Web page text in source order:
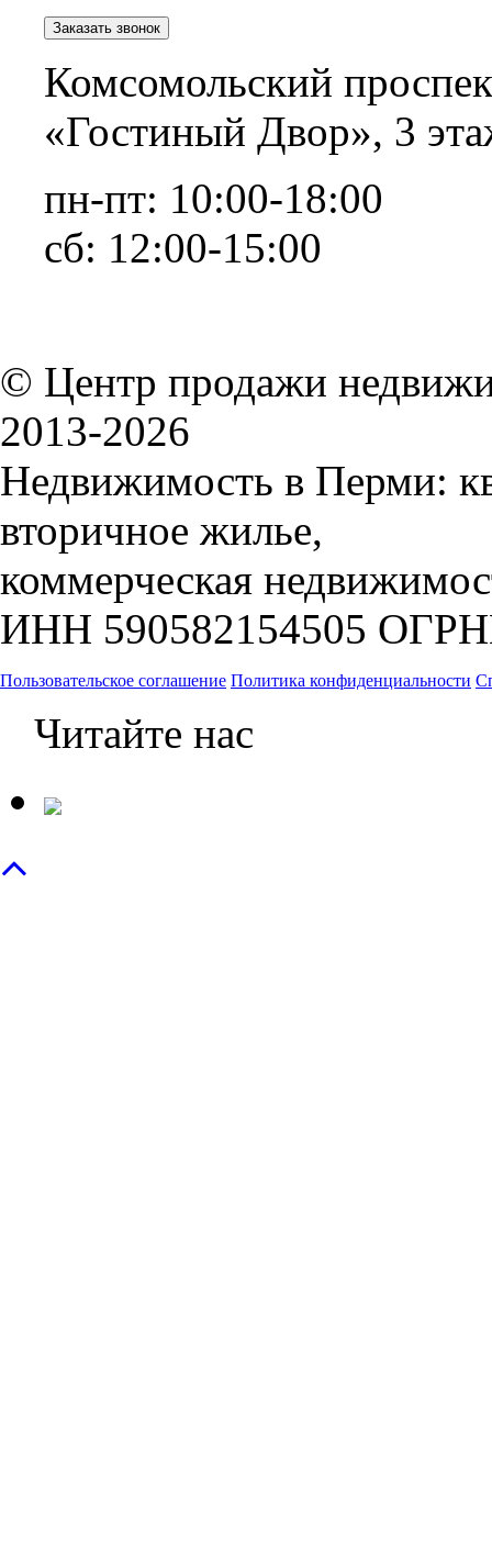
Заказать звонок
Комсомольский
«Гостиный Двор», 3
пн-пт: 10:00-18:00
сб: 12:00-15:00
© Центр продажи
2013-2026
Недвижимость в Перми:
вторичное жилье,
коммерческая
ИНН 590582154505
Пользовательское соглашение Политика конфиденциальности
Читайте нас